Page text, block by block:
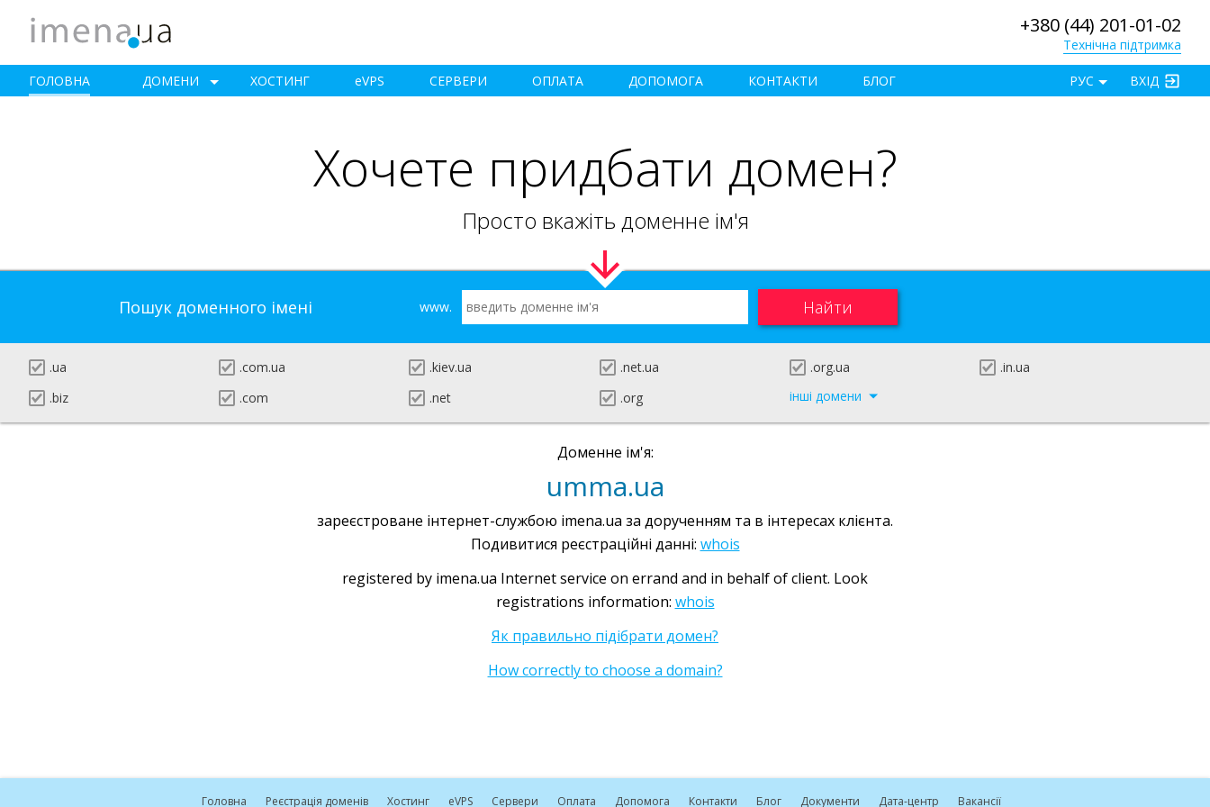
+380 (44) 201-01-02
Технічна підтримка
ГОЛОВНА ДОМЕНИ ХОСТИНГ eVPS СЕРВЕРИ ОПЛАТА ДОПОМОГА КОНТАКТИ БЛОГ ВХІД
РУС
Хочете придбати домен?
Просто вкажіть доменне ім'я
Пошук доменного імені www.
.ua .com.ua .kiev.ua .net.ua .org.ua
.in.ua
.biz
.com .net .org інші домени
Доменне ім'я:
umma.ua
зареєстроване інтернет-службою imena.ua за дорученням та в інтересах клієнта.
Подивитися реєстраційні данні: whois
registered by imena.ua Internet service on errand and in behalf of client. Look
registrations information: whois
Як правильно підібрати домен?
How correctly to choose a domain?
Головна Реєстрація доменів Хостинг eVPS Сервери Оплата Допомога Контакти Блог Документи Дата-центр Вакансії